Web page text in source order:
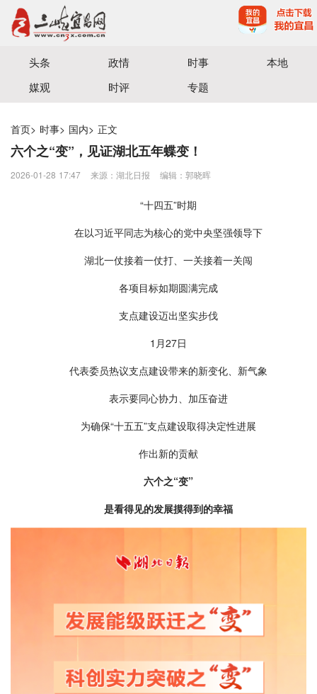
宜昌三峡融媒体中心主办
头条 政情 时事
本地
媒观
时评 专题
首页> 时事> 国内> 正文
六个之“变”，见证湖北五年蝶变！
2026-01-28 17:47 来源：湖北日报 编辑：郭晓晖
“十四五”时期
在以习近平同志为核心的党中央坚强领导下
湖北一仗接着一仗打、一关接着一关闯
各项目标如期圆满完成
支点建设迈出坚实步伐
1月27日
代表委员热议支点建设带来的新变化、新气象
表示要同心协力、加压奋进
为确保“十五五”支点建设取得决定性进展
作出新的贡献
六个之“变”
是看得见的发展摸得到的幸福